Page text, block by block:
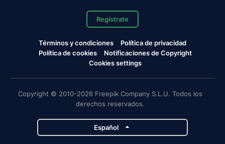
Regístrate
Términos y condiciones
Política de privacidad
Política de cookies
Notificaciones de Copyright
Cookies settings
Copyright © 2010-2026 Freepik Company S.L.U. Todos los
derechos reservados.
Español